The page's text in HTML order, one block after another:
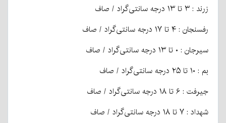
زرند : ۳ تا ۱۳ درجه سانتی‌گراد / صاف
رفسنجان : ۴ تا ۱۷ درجه سانتی‌گراد / صاف
سیرجان : ۰ تا ۱۳ درجه سانتی‌گراد / صاف
بم : ۱۰ تا ۲۵ درجه سانتی‌گراد / صاف
جیرفت : ۶ تا ۱۸ درجه سانتی‌گراد / صاف
شهداد : ۷ تا ۱۸ درجه سانتی‌گراد / صاف